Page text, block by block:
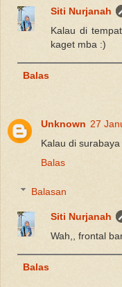
Siti Nurjanah
Kalau di
kaget mba :)
Balas
Unknown 27
Kalau di
Balas
Balasan
Siti Nurjanah
Wah,, frontal
Balas